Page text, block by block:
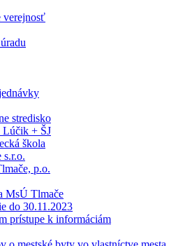
verejnosť
stredisko
Lúčik + ŠJ
škola
s.r.o.
p.o.
MsÚ Tlmače
do 30.11.2023
prístupe k informáciám